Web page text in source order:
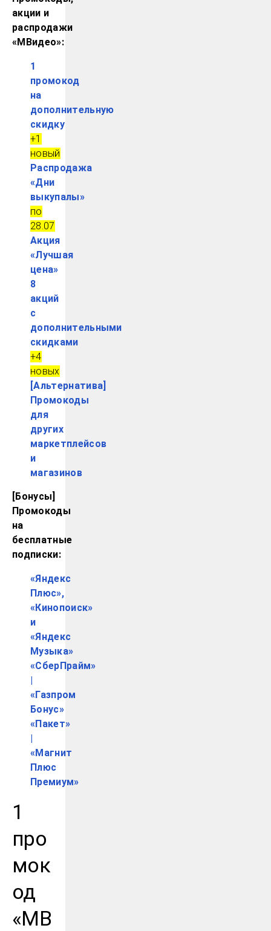
акции и
распродажи
«МВидео»:
1
промокод
на
дополнительную
скидку
+1
новый
Распродажа
«Дни
выкупалы»
по
28.07
Акция
«Лучшая
цена»
8
акций
с
дополнительными
скидками
+4
новых
[Альтернатива]
Промокоды
для
других
маркетплейсов
и
магазинов
[Бонусы]
Промокоды
на
бесплатные
подписки:
«Яндекс
Плюс»,
«Кинопоиск»
и
«Яндекс
Музыка»
«СберПрайм»
|
«Газпром
Бонус»
«Пакет»
|
«Магнит
Плюс
Премиум»
1
про
мок
од
«МВ